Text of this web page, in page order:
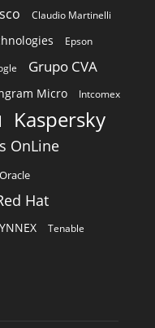
Claudio Martinelli
Epson
Grupo CVA
Micro Intcomex
Kaspersky
OnLine
Oracle
Hat
Tenable